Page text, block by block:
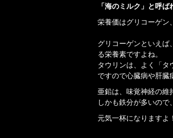
「海のミルク」と呼ば
栄養価はグリコーゲン
グリコーゲンといえば
る栄養素ですよね。
タウリンは、よく「
ですので心臓病や肝臓
亜鉛は、味覚神経の維
しかも鉄分が多いので
元気一杯になりますよ！